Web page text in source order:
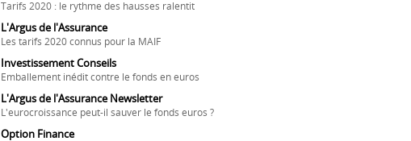
Tarifs 2020 : le rythme des hausses ralentit
L'Argus de l'Assurance
Les tarifs 2020 connus pour la MAIF
Investissement Conseils
Emballement inédit contre le fonds en euros
L'Argus de l'Assurance Newsletter
L'eurocroissance peut-il sauver le fonds euros ?
Option Finance